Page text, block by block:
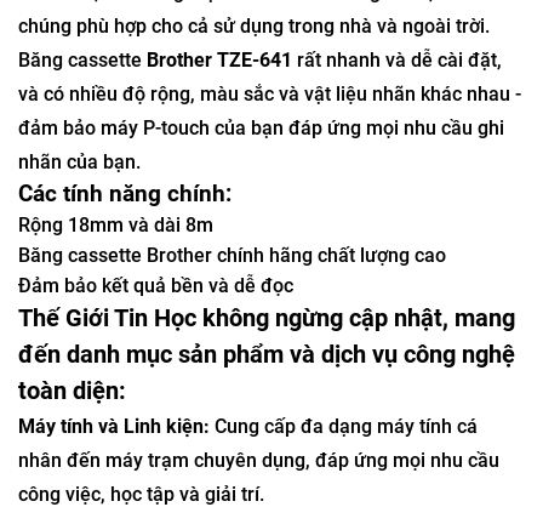
chúng phù hợp cho cả sử dụng trong nhà và ngoài trời.
Băng cassette Brother TZE-641 rất nhanh và dễ cài đặt,
và có nhiều độ rộng, màu sắc và vật liệu nhãn khác nhau -
đảm bảo máy P-touch của bạn đáp ứng mọi nhu cầu ghi
nhãn của bạn.
Các tính năng chính:
Rộng 18mm và dài 8m
Băng cassette Brother chính hãng chất lượng cao
Đảm bảo kết quả bền và dễ đọc
Thế Giới Tin Học không ngừng cập nhật, mang
đến danh mục sản phẩm và dịch vụ công nghệ
toàn diện:
Máy tính và Linh kiện: Cung cấp đa dạng máy tính cá
nhân đến máy trạm chuyên dụng, đáp ứng mọi nhu cầu
công việc, học tập và giải trí.